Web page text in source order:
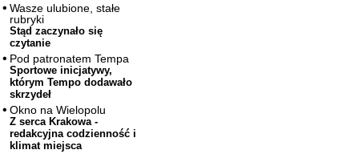
Wasze ulubione, stałe
rubryki
Stąd zaczynało się
czytanie
Pod patronatem Tempa
Sportowe inicjatywy,
którym Tempo dodawało
skrzydeł
Okno na Wielopolu
Z serca Krakowa -
redakcyjna codzienność i
klimat miejsca